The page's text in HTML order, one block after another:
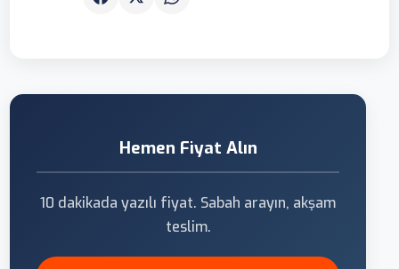
Hemen Fiyat Alın
10 dakikada yazılı fiyat. Sabah arayın, akşam
teslim.